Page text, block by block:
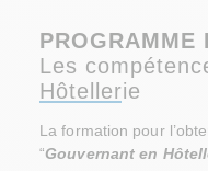
PROGRAMME
Les
Hôtellerie
La formation pour
“Gouvernant en